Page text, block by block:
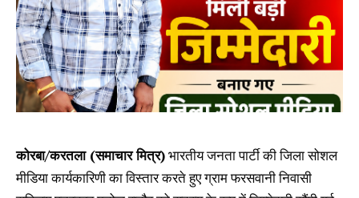
कोरबा/करतला (समाचार मित्र)भारतीय जनता पार्टी की जिला सोशल
मीडिया कार्यकारिणी का विस्तार करते हुए ग्राम फरसवानी निवासी